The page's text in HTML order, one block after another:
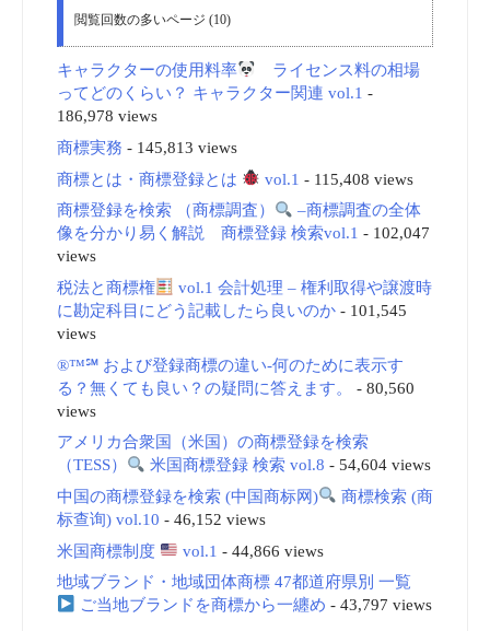
閲覧回数の多いページ (10)
キャラクターの使用料率
ライセンス料の相場
ってどのくらい？ キャラクター関連 vol.1 -
186,978 views
商標実務 - 145,813 views
商標とは・商標登録とは
vol.1 - 115,408 views
商標登録を検索 （商標調査）
–商標調査の全体
像を分かり易く解説 商標登録 検索vol.1 - 102,047
views
税法と商標権
vol.1 会計処理 – 権利取得や譲渡時
に勘定科目にどう記載したら良いのか- 101,545
views
®™℠ および登録商標の違い-何のために表示す
る？無くても良い？の疑問に答えます。
- 80,560
views
アメリカ合衆国（米国）の商標登録を検索
（TESS）
米国商標登録 検索 vol.8 - 54,604 views
中国の商標登録を検索 (中国商标网)
商標検索 (商
标查询) vol.10 - 46,152 views
米国商標制度
vol.1 - 44,866 views
地域ブランド・地域団体商標 47都道府県別 一覧
ご当地ブランドを商標から一纏め - 43,797 views